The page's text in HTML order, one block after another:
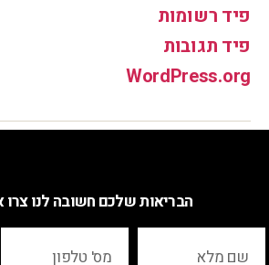
פיד רשומות
פיד תגובות
WordPress.org
הבריאות שלכם חשובה לנו צרו